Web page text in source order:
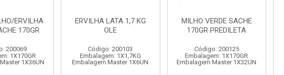
ERVILHA
170GR
200069
1X170GR
1X36UN
ERVILHA LATA 1,7 KG
OLE
Código: 200103
Embalagem: 1X1,7KG
Embalagem Master 1X6UN
MILHO VERDE SACHE
170GR PREDILETA
Código: 200125
Embalagem: 1X170GR
Embalagem Master 1X32UN